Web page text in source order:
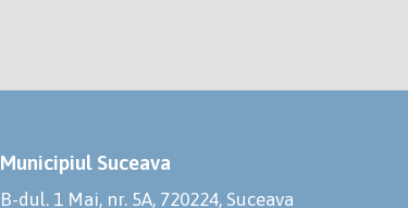
Municipiul Suceava
B-dul. 1 Mai, nr. 5A, 720224, Suceava